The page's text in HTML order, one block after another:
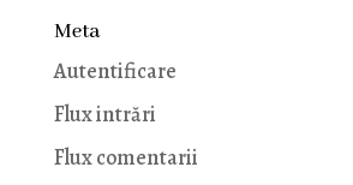
Meta
Autentificare
Flux intrări
Flux comentarii